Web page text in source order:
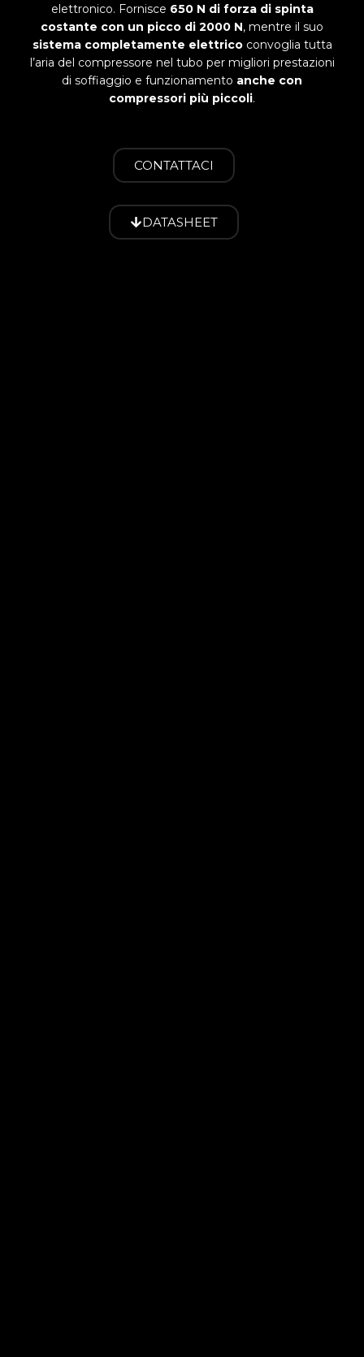
elettronico. Fornisce 650 N di forza di spinta
costante con un picco di 2000 N, mentre il suo
sistema completamente elettricoconvoglia tutta
l’aria del compressore nel tubo per migliori prestazioni
di soffiaggio e funzionamento anche con
compressori più piccoli.
CONTATTACI
DATASHEET